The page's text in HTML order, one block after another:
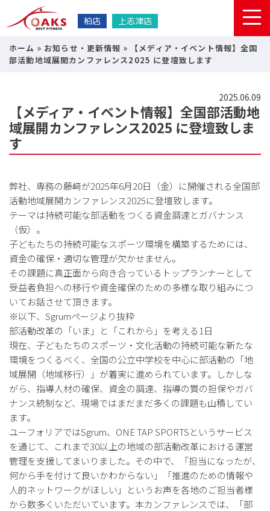
柏店 上志津店
ホーム » お知らせ・更新情報 »
【メディア・イベント情報】全国
部活動地域展開カンファレンス2025 に登壇致します
2025.06.09
【メディア・イベント情報】全国部活動地
域展開カンファレンス2025 に登壇致しま
す
弊社、専務の藤﨑が2025年6月20日（金）に開催される全国部
活動地域展開カンファレンス2025に登壇致します。
テーマは持続可能な部活動をつくる資金調達とガバナンス
（仮）。
子どもたちの持続可能なスポーツ環境を構築するためには、
資金の確保・適切な管理が欠かせません。
その課題に真正面から向き合っているトップランナーとして
受益者負担への移行や資金確保のための多様な取り組みにつ
いてお話させて頂きます。
※以下、Sgrumページより抜粋
部活動改革の「いま」と「これから」を考える1日
現在、子どもたちのスポーツ・文化活動の持続可能な新たな
環境をつくるべく、全国の公立中学校を中心に部活動の「地
域展開（地域移行）」が着実に進められています。しかしな
がら、指導人材の確保、資金の調達、指導の質の担保やガバ
ナンス統制など、現場ではまだまだ多くの課題も山積してい
ます。
ユーフォリアではSgrum、ONE TAP SPORTSというサービス
を通じて、これまで30以上の地域の部活動改革における運営
管理を支援してまいりました。その中で、「担当になったが、
何から手を付けて良いかわからない」「推進のための情報や
人的ネットワークがほしい」というお声を各地のご担当者様
から数多くいただいています。本カンファレンスでは、「部